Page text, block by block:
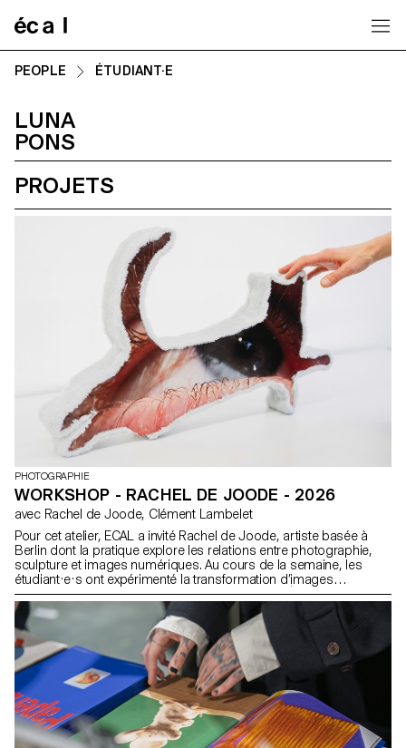
PEOPLE ÉTUDIANT·E
LUNA
PONS
PROJETS
PHOTOGRAPHIE
WORKSHOP - RACHEL DE JOODE - 2026
avec Rachel de Joode, Clément Lambelet
Pour cet atelier, ECAL a invité Rachel de Joode, artiste basée à
Berlin dont la pratique explore les relations entre photographie,
sculpture et images numériques. Au cours de la semaine, les
étudiant·e·s ont expérimenté la transformation d’images
photographiques en formes tridimensionnelles. À partir de
concepts simples, ils et elles ont produit ou rassemblé du
matériel visuel destiné à l’impression, en considérant les images
comme des surfaces à découper, plier, superposer et assembler
pour créer des objets sculpturaux. À travers des tests rapides et
des expérimentations matérielles, l’atelier a encouragé les
étudiant·e·s à naviguer constamment entre image, surface, objet
et documentation. En travaillant avec l’impression, l’échelle et la
mise en espace, ils et elles ont exploré comment les images
photographiques peuvent acquérir une présence physique et
occuper l’espace au-delà de l’écran.